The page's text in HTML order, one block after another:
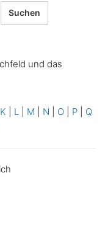
und das
K L M N O P
Q